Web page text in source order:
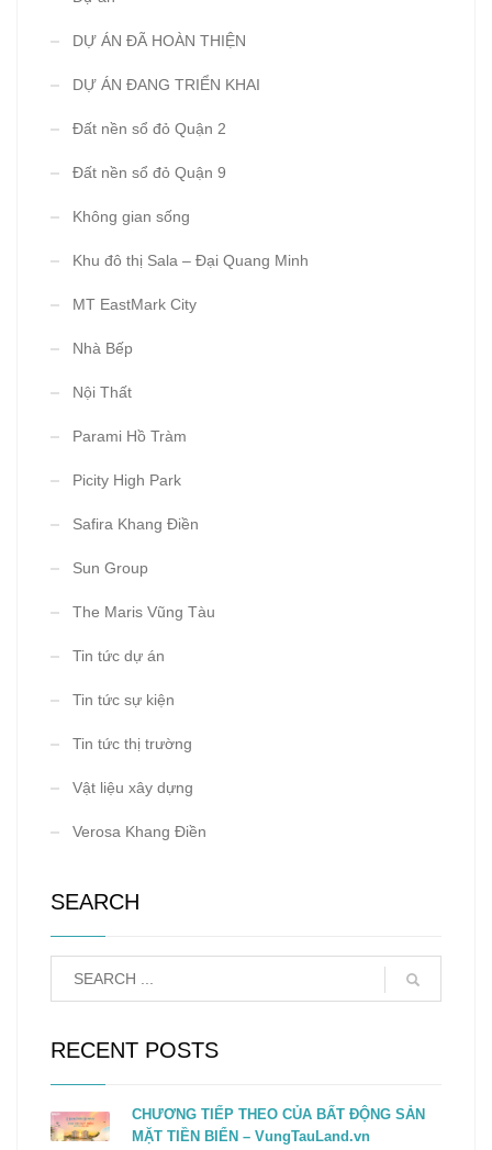
DỰ ÁN ĐÃ HOÀN THIỆN
DỰ ÁN ĐANG TRIỂN KHAI
Đất nền sổ đỏ Quận 2
Đất nền sổ đỏ Quận 9
Không gian sống
Khu đô thị Sala – Đại Quang Minh
MT EastMark City
Nhà Bếp
Nội Thất
Parami Hồ Tràm
Picity High Park
Safira Khang Điền
Sun Group
The Maris Vũng Tàu
Tin tức dự án
Tin tức sự kiện
Tin tức thị trường
Vật liệu xây dựng
Verosa Khang Điền
SEARCH
RECENT POSTS
CHƯƠNG TIẾP THEO CỦA BẤT ĐỘNG SẢN
MẶT TIỀN BIỂN – VungTauLand.vn